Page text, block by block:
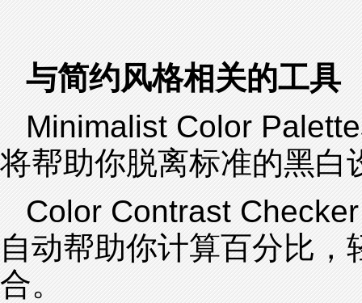
与简约风格相关的工具
Minimalist Color
将帮助你脱离标准的黑白
Color Contrast
自动帮助你计算百分比
合。